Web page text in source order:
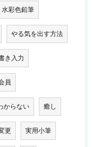
水彩色鉛筆
やる気を出す方法
き入力
員
からない 癒し
更 実用小筆